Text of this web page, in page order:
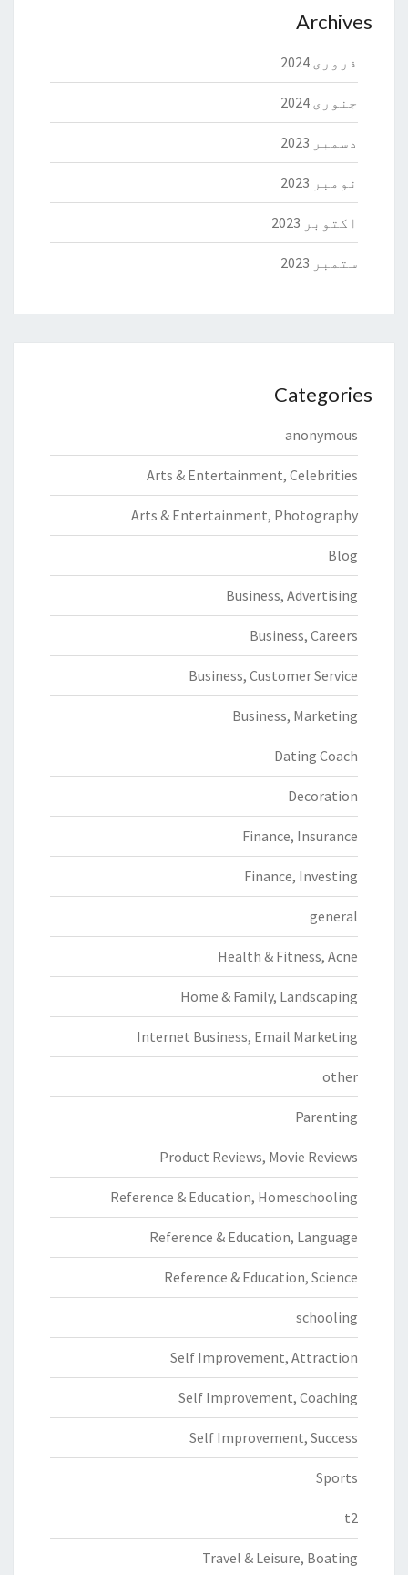
Archives
فروری 2024
جنوری 2024
دسمبر 2023
نومبر 2023
اکتوبر 2023
ستمبر 2023
Categories
anonymous
Arts & Entertainment, Celebrities
Arts & Entertainment, Photography
Blog
Business, Advertising
Business, Careers
Business, Customer Service
Business, Marketing
Dating Coach
Decoration
Finance, Insurance
Finance, Investing
general
Health & Fitness, Acne
Home & Family, Landscaping
Internet Business, Email Marketing
other
Parenting
Product Reviews, Movie Reviews
Reference & Education, Homeschooling
Reference & Education, Language
Reference & Education, Science
schooling
Self Improvement, Attraction
Self Improvement, Coaching
Self Improvement, Success
Sports
t2
Travel & Leisure, Boating